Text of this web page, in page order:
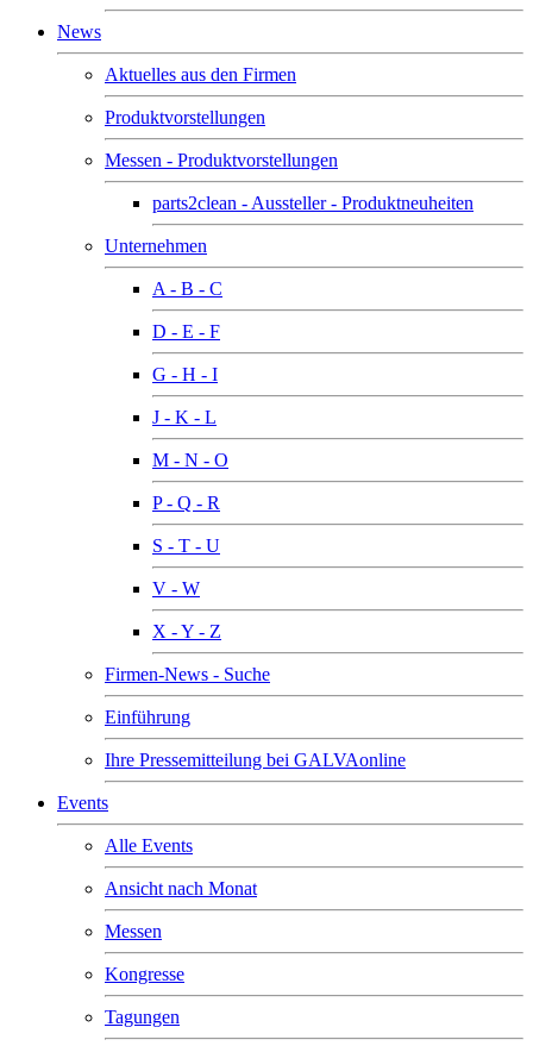
News
Aktuelles aus den Firmen
Produktvorstellungen
Messen - Produktvorstellungen
parts2clean - Aussteller - Produktneuheiten
Unternehmen
A - B - C
D - E - F
G - H - I
J - K - L
M - N - O
P - Q - R
S - T - U
V - W
X - Y - Z
Firmen-News - Suche
Einführung
Ihre Pressemitteilung bei GALVAonline
Events
Alle Events
Ansicht nach Monat
Messen
Kongresse
Tagungen